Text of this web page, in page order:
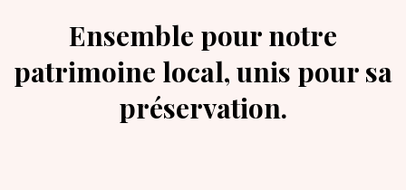
Ensemble pour notre
patrimoine local, unis pour sa
préservation.